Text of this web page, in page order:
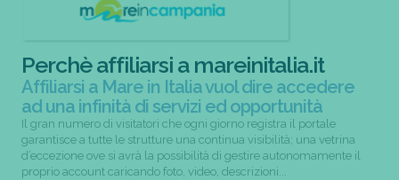
Perchè affiliarsi a mareinitalia.it
Affiliarsi a Mare in Italia vuol dire accedere
ad una infinità di servizi ed opportunità
Il gran numero di visitatori che ogni giorno registra il portale
garantisce a tutte le strutture una continua visibilità; una vetrina
d’eccezione ove si avrà la possibilità di gestire autonomamente il
proprio account caricando foto, video, descrizioni...